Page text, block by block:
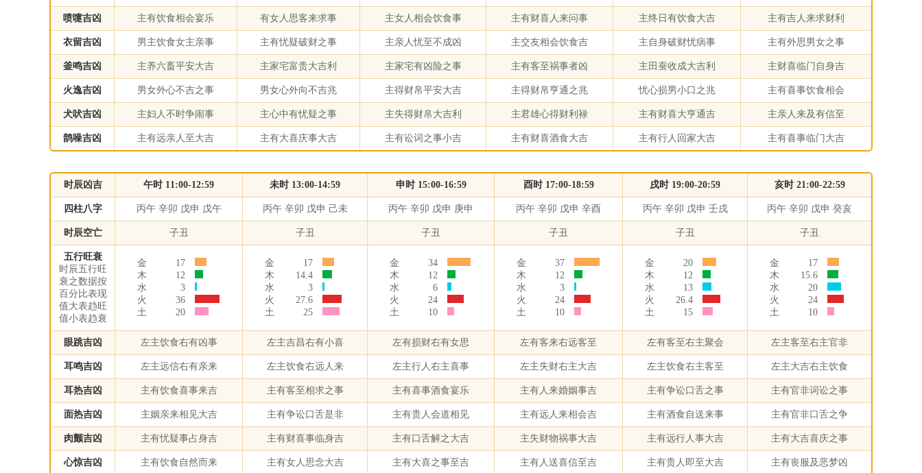
喷嚏吉凶 主有饮食相会宴乐 有女人思客来求事 主女人相会饮食事 主有财喜人来问事 主终日有饮食大吉 主有吉人来求财利
衣留吉凶 男主饮食女主亲事 主有忧疑破财之事 主亲人忧至不成凶 主交友相会饮食吉 主自身破财忧病事 主有外思男女之事
釜鸣吉凶 主养六畜平安大吉 主家宅富贵大吉利 主家宅有凶险之事 主有客至祸事者凶 主田蚕收成大吉利 主财喜临门自身吉
火逸吉凶 男女外心不吉之事 男女心外向不吉兆 主得财帛平安大吉 主得财帛亨通之兆 忧心损男小口之兆 主有喜事饮食相会
犬吠吉凶 主妇人不时争闹事 主心中有忧疑之事 主失得财帛大吉利 主君雄心得财利禄 主有财喜大亨通吉 主亲人来及有信至
鹊噪吉凶 主有远亲人至大吉 主有大喜庆事大吉 主有讼词之事小吉 主有财喜酒食大吉 主有行人回家大吉 主有喜事临门大吉
时辰凶吉 午时 11:00-12:59 未时 13:00-14:59 申时 15:00-16:59 酉时 17:00-18:59 戌时 19:00-20:59 亥时 21:00-22:59
四柱八字 丙午 辛卯 戊申 戊午 丙午 辛卯 戊申 己未 丙午 辛卯 戊申 庚申 丙午 辛卯 戊申 辛酉 丙午 辛卯 戊申 壬戌 丙午 辛卯 戊申 癸亥
时辰空亡 子丑 子丑 子丑 子丑 子丑 子丑
五行旺衰
时辰五行旺
衰之数据按
百分比表现
值大表趋旺
值小表趋衰
金
17
木
12
水
3
火
36
土
20
金
17
木
14.4
水
3
火
27.6
土
25
金
34
木
12
水
6
火
24
土
10
金
37
木
12
水
3
火
24
土
10
金
20
木
12
水
13
火
26.4
土
15
金
17
木
15.6
水
20
火
24
土
10
眼跳吉凶 左主饮食右有凶事 左主吉昌右有小喜 左有损财右有女思 左有客来右远客至 左有客至右主聚会 左主客至右主官非
耳鸣吉凶 左主远信右有亲来 左主饮食右远人来 左主行人右主喜事 左主失财右主大吉 左主饮食右主客至 左主大吉右主饮食
耳热吉凶 主有饮食喜事来吉 主有客至相求之事 主有喜事酒食宴乐 主有人来婚姻事吉 主有争讼口舌之事 主有官非词讼之事
面热吉凶 主姻亲来相见大吉 主有争讼口舌是非 主有贵人会道相见 主有远人来相会吉 主有酒食自送来事 主有官非口舌之争
肉颤吉凶 主有忧疑事占身吉 主有财喜事临身吉 主有口舌解之大吉 主失财物祸事大吉 主有远行人事大吉 主有大吉喜庆之事
心惊吉凶 主有饮食自然而来 主有女人思念大吉 主有大喜之事至吉 主有人送喜信至吉 主有贵人即至大吉 主有丧服及恶梦凶